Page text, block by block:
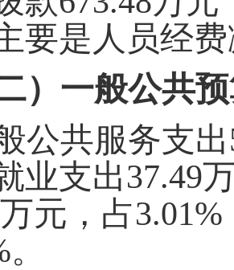
要是 人 员经费
二）一般公共
公共服务支出
业支出37.49
万元，占3.01%
。